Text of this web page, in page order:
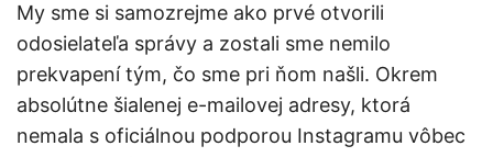
My sme si samozrejme ako prvé otvorili
odosielateľa správy a zostali sme nemilo
prekvapení tým, čo sme pri ňom našli. Okrem
absolútne šialenej e-mailovej adresy, ktorá
nemala s oficiálnou podporou Instagramu vôbec